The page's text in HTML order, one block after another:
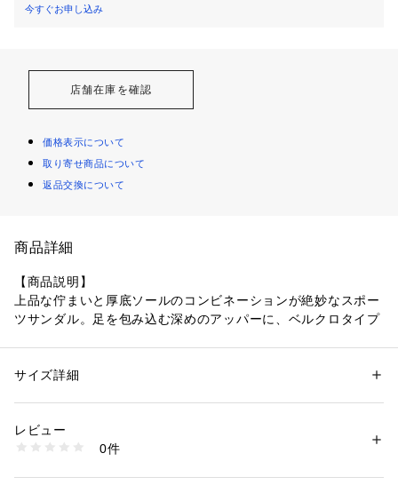
今すぐお申し込み
店舗在庫を確認
価格表示について
取り寄せ商品について
返品交換について
商品詳細
【商品説明】
上品な佇まいと厚底ソールのコンビネーションが絶妙なスポー
ツサンダル。足を包み込む深めのアッパーに、ベルクロタイプ
ルトの先端には2種類の異なるビジューボタンをON。とことん
【素材】
アッパー：ツイード生地、裏側：合成皮革、ソール：ゴム
性別：レディース
商品番号：
61217 （ショップ）
サイズ詳細
レビュー
0件